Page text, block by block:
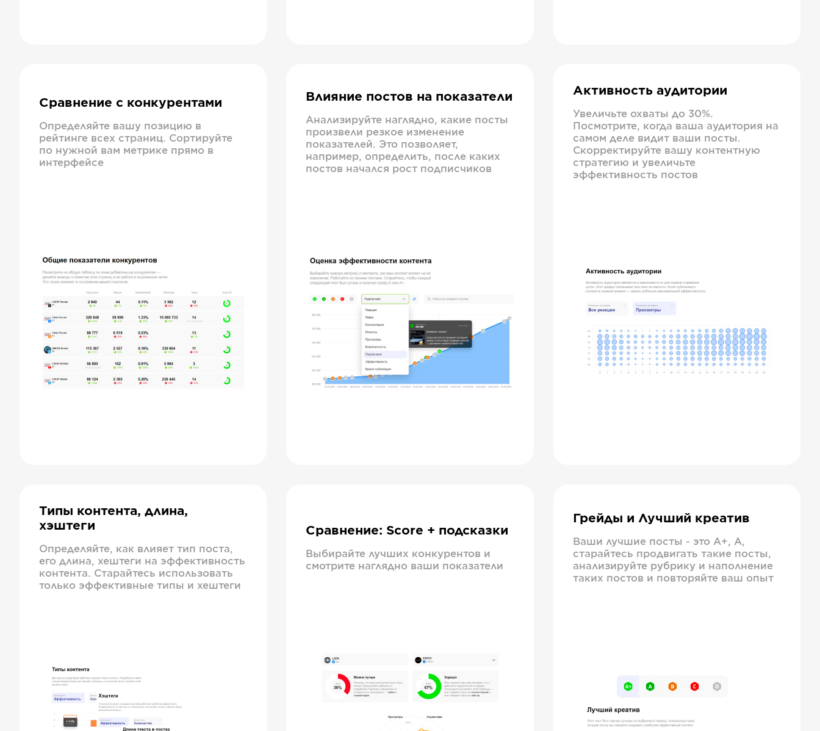
Сравнение с конкурентами
Определяйте вашу позицию в
рейтинге всех страниц. Сортируйте
по нужной вам метрике прямо в
интерфейсе
Влияние постов на показатели
Анализируйте наглядно, какие посты
произвели резкое изменение
показателей. Это позволяет,
например, определить, после каких
постов начался рост подписчиков
Активность аудитории
Увеличьте охваты до 30%.
Посмотрите, когда ваша аудитория на
самом деле видит ваши посты.
Скорректируйте вашу контентную
стратегию и увеличьте
эффективность постов
Типы контента, длина,
хэштеги
Определяйте, как влияет тип поста,
его длина, хештеги на эффективность
контента. Старайтесь использовать
только эффективные типы и хештеги
Сравнение: Score + подсказки
Выбирайте лучших конкурентов и
смотрите наглядно ваши показатели
Грейды и Лучший креатив
Ваши лучшие посты - это А+, А,
старайтесь продвигать такие посты,
анализируйте рубрику и наполнение
таких постов и повторяйте ваш опыт